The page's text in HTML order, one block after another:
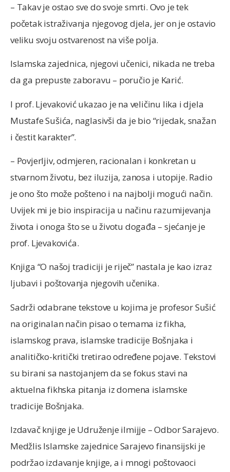
– Takav je ostao sve do svoje smrti. Ovo je tek
početak istraživanja njegovog djela, jer on je ostavio
veliku svoju ostvarenost na više polja.
Islamska zajednica, njegovi učenici, nikada ne treba
da ga prepuste zaboravu – poručio je Karić.
I prof. Ljevaković ukazao je na veličinu lika i djela
Mustafe Sušića, naglasivši da je bio “rijedak, snažan
i čestit karakter”.
– Povjerljiv, odmjeren, racionalan i konkretan u
stvarnom životu, bez iluzija, zanosa i utopije. Radio
je ono što može pošteno i na najbolji mogući način.
Uvijek mi je bio inspiracija u načinu razumijevanja
života i onoga što se u životu događa – sjećanje je
prof. Ljevakovića.
Knjiga “O našoj tradiciji je riječ” nastala je kao izraz
ljubavi i poštovanja njegovih učenika.
Sadrži odabrane tekstove u kojima je profesor Sušić
na originalan način pisao o temama iz fikha,
islamskog prava, islamske tradicije Bošnjaka i
analitičko-kritički tretirao određene pojave. Tekstovi
su birani sa nastojanjem da se fokus stavi na
aktuelna fikhska pitanja iz domena islamske
tradicije Bošnjaka.
Izdavač knjige je Udruženje ilmijje – Odbor Sarajevo.
Medžlis Islamske zajednice Sarajevo finansijski je
podržao izdavanje knjige, a i mnogi poštovaoci